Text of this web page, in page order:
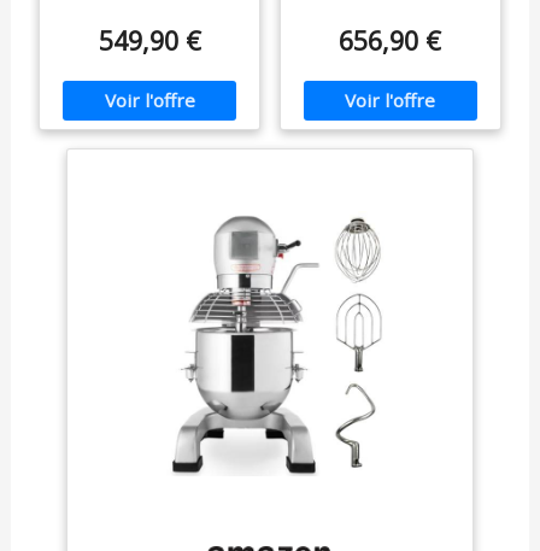
Vitesses – Idéal pour
Préparations
Culinaires
549,90 €
Vitesses – Idéal pour
Préparations
Culinaires
656,90 €